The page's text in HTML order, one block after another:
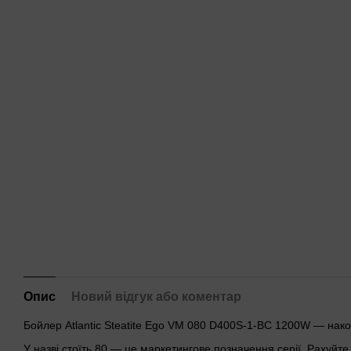
Опис Новий відгук або коментар
Бойлер Atlantic Steatite Ego VM 080 D400S-1-BC 1200W —